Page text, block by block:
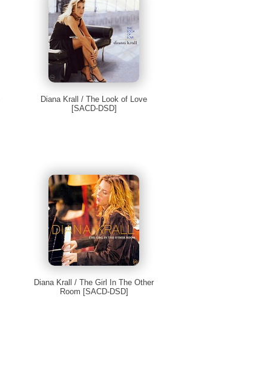
Diana Krall / The Look of Love
[SACD-DSD]
Diana Krall / The Girl In The Other
Room [SACD-DSD]